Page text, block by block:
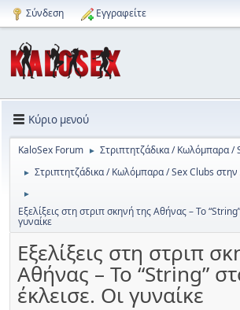
Σύνδεση Εγγραφείτε
Κύριο μενού
KaloSex Forum ► Στριπτητζάδικα / Κωλόμπαρα /
► Στριπτητζάδικα / Κωλόμπαρα / Sex Clubs
►
Εξελίξεις στη στριπ σκηνή της Αθήνας – Το
γυναίκε
Εξελίξεις στη στριπ
Αθήνας – Το “String”
έκλεισε. Οι γυναίκε